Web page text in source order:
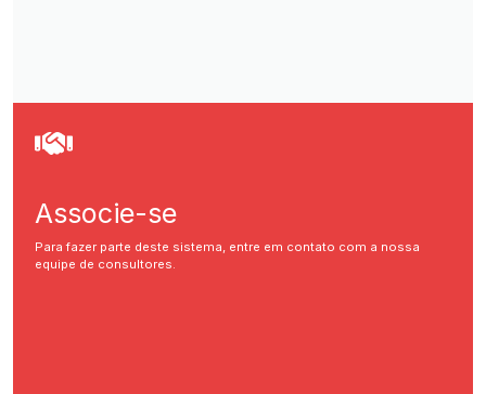
Associe-se
Para fazer parte deste sistema, entre em contato com a nossa
equipe de consultores.